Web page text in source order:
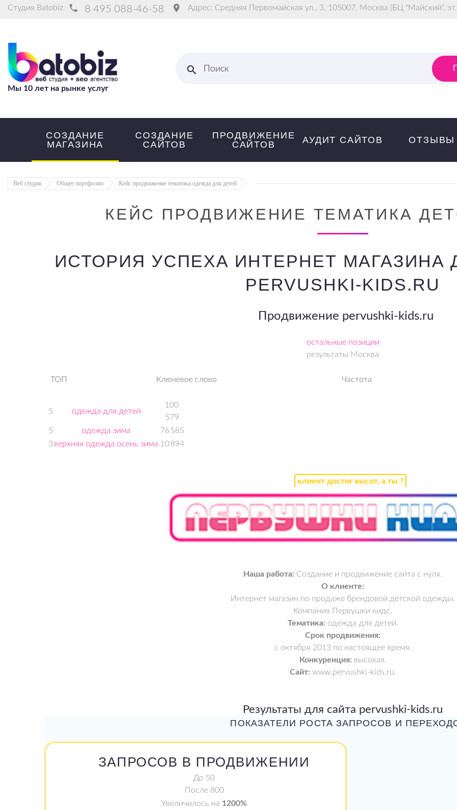
Студия Batobiz 8 495 088-46-58 Адрес: Средняя Первомайская ул., 3, 105007, Москва (БЦ "Майский",
Мы 10 лет на рынке услуг
Поиск
СОЗДАНИЕ
МАГАЗИНА
СОЗДАНИЕ
САЙТОВ
ПРОДВИЖЕНИЕ
САЙТОВ
АУДИТ САЙТОВ ОТЗЫВЫ
Веб студия Общее портфолио Кейс продвижение тематика одежда для детей
КЕЙС ПРОДВИЖЕНИЕ ТЕМАТИКА
ИСТОРИЯ УСПЕХА ИНТЕРНЕТ
PERVUSHKI-KIDS.RU
Продвижение pervushki-kids.ru
остальные позиции
результаты Москва
ТОП Ключевое слово Частота
5 одежда для детей
100
579
5
одежда зима
76 585
3 верхняя одежда осень зима 10 894
клиент достиг высот, а ты ?
Наша работа: Создание и продвижение сайта с нуля.
О клиенте:
Интернет магазин по продаже брендовой детской одежды.
Компания Первушки кидс.
Тематика: одежда для детей.
Срок продвижения:
с октября 2013 по настоящее время.
Конкуренция: высокая.
Сайт: www.pervushki-kids.ru.
Результаты для сайта pervushki-kids.ru
ПОКАЗАТЕЛИ РОСТА ЗАПРОСОВ И
ЗАПРОСОВ В ПРОДВИЖЕНИИ
До 50
После 800
Увеличилось на 1200%